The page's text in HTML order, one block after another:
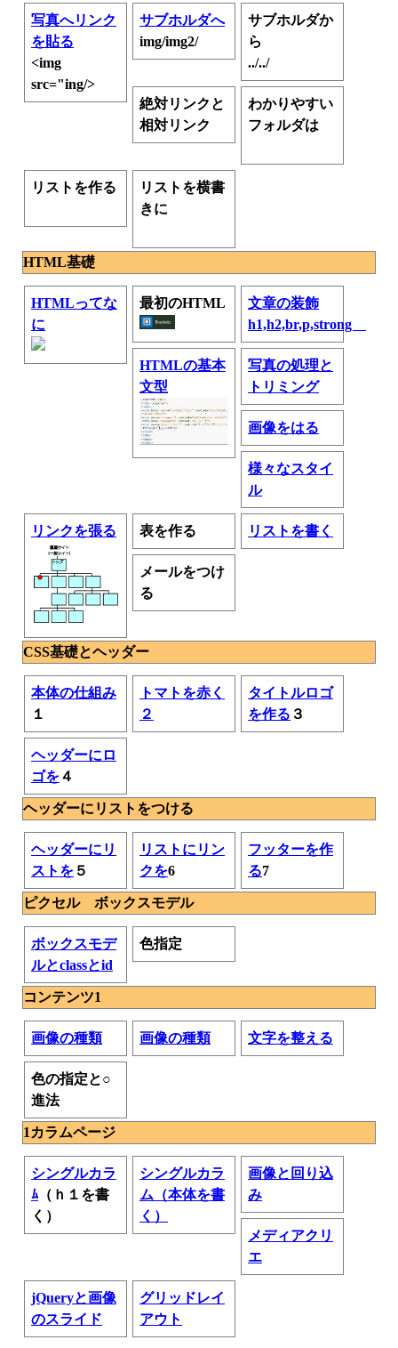
写真へリンク
を貼る
<img
src="ing/>
サブホルダへ
img/img2/
サブホルダか
ら
../../
絶対リンクと
相対リンク
わかりやすい
フォルダは
リストを作る
リストを横書
きに
HTML基礎
HTMLってな
に
最初のHTML
文章の装飾
h1,h2,br,p,strong
HTMLの基本
文型
写真の処理と
トリミング
画像をはる
様々なスタイ
ル
リンクを張る 表を作る リストを書く
メールをつけ
る
CSS基礎とヘッダー
本体の仕組み
１
トマトを赤く
２
タイトルロゴ
を作る ３
ヘッダーにロ
ゴを４
ヘッダーにリストをつける
ヘッダーにリ
ストを ５
リストにリン
クを6
フッターを作
る7
ピクセル ボックスモデル
ボックスモデ
ルとclassとid
色指定
コンテンツ1
画像の種類 画像の種類 文字を整える
色の指定と○
進法
1カラムページ
シングルカラ
ﾑ （ｈ１を書
く）
シングルカラ
ム（本体を書
く）
画像と回り込
み
メディアクリ
エ
jQueryと画像
のスライド
グリッドレイ
アウト